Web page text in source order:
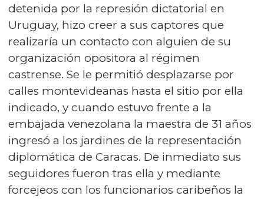
detenida por la represión dictatorial en
Uruguay, hizo creer a sus captores que
realizaría un contacto con alguien de su
organización opositora al régimen
castrense. Se le permitió desplazarse por
calles montevideanas hasta el sitio por ella
indicado, y cuando estuvo frente a la
embajada venezolana la maestra de 31 años
ingresó a los jardines de la representación
diplomática de Caracas. De inmediato sus
seguidores fueron tras ella y mediante
forcejeos con los funcionarios caribeños la